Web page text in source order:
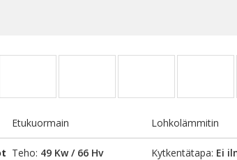
Etukuormain Lohkolämmitin
Teho: 49 Kw / 66 Hv Kytkentätapa: Ei